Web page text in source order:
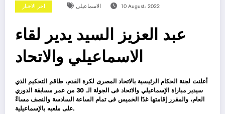
اخر الاخبار الاسماعيلى 10 August، 2022
عبد العزيز السيد يدير لقاء
الاسماعيلي والاتحاد
أعلنت لجنة الحكام الرئيسية بالاتحاد المصرى لكرة القدم، طاقم التحكيم الذي
سيدير مباراة الإسماعيلي والاتحاد فى الجولة الـ 30 من عمر مسابقة الدوري
العام، والمقرر إقامتها غدًا الخميس فى تمام الساعة السادسة والنصف مساءً
على ملعبه بالإسماعيلية.